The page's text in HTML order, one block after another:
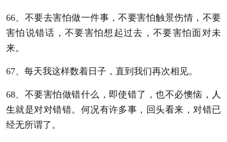
66、不要去害怕做一件事，不要害怕触景伤情，不要
害怕说错话，不要害怕想起过去，不要害怕面对未
来。
67、每天我这样数着日子，直到我们再次相见。
68、不要害怕做错什么，即使错了，也不必懊恼， 人
生就是对对错错。何况有许多事，回头看来，对错已
经无所谓了。